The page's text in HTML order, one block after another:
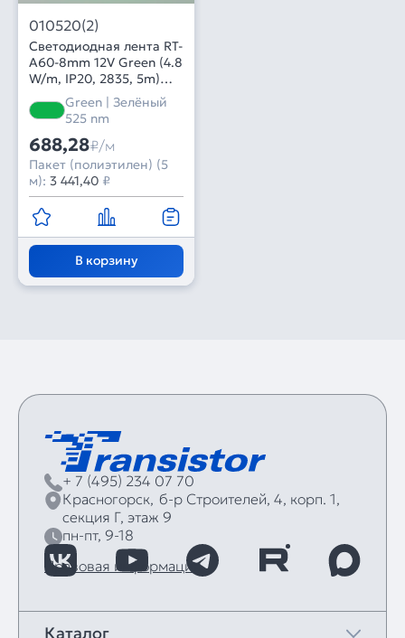
010520(2)
Светодиодная лента RT-
A60-8mm 12V Green (4.8
W/m, IP20, 2835, 5m)
(Arlight, Открытый)
Green | Зелёный
525 nm
688,28₽/м
Пакет (полиэтилен) (5
м): 3 441,40 ₽
В корзину
+ 7 (495) 234 07 70
Красногорск, б‑р Строителей, 4, корп. 1,
секция Г, этаж 9
пн-пт, 9-18
Правовая информация
Каталог